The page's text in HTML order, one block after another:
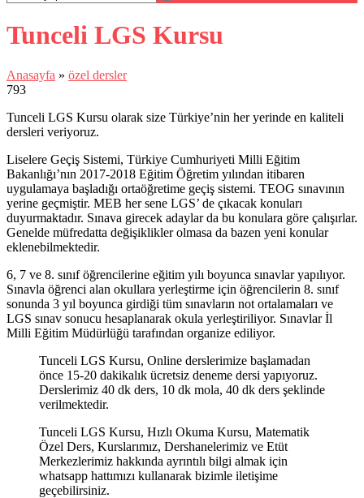
Tunceli LGS Kursu
Anasayfa » özel dersler
793
Tunceli LGS Kursu olarak size Türkiye’nin her yerinde en kaliteli
dersleri veriyoruz.
Liselere Geçiş Sistemi, Türkiye Cumhuriyeti Milli Eğitim
Bakanlığı’nın 2017-2018 Eğitim Öğretim yılından itibaren
uygulamaya başladığı ortaöğretime geçiş sistemi. TEOG sınavının
yerine geçmiştir. MEB her sene LGS’ de çıkacak konuları
duyurmaktadır. Sınava girecek adaylar da bu konulara göre çalışırlar.
Genelde müfredatta değişiklikler olmasa da bazen yeni konular
eklenebilmektedir.
6, 7 ve 8. sınıf öğrencilerine eğitim yılı boyunca sınavlar yapılıyor.
Sınavla öğrenci alan okullara yerleştirme için öğrencilerin 8. sınıf
sonunda 3 yıl boyunca girdiği tüm sınavların not ortalamaları ve
LGS sınav sonucu hesaplanarak okula yerleştiriliyor. Sınavlar İl
Milli Eğitim Müdürlüğü tarafından organize ediliyor.
Tunceli LGS Kursu, Online derslerimize başlamadan
önce 15-20 dakikalık ücretsiz deneme dersi yapıyoruz.
Derslerimiz 40 dk ders, 10 dk mola, 40 dk ders şeklinde
verilmektedir.
Tunceli LGS Kursu, Hızlı Okuma Kursu, Matematik
Özel Ders, Kurslarımız, Dershanelerimiz ve Etüt
Merkezlerimiz hakkında ayrıntılı bilgi almak için
whatsapp hattımızı kullanarak bizimle iletişime
geçebilirsiniz.